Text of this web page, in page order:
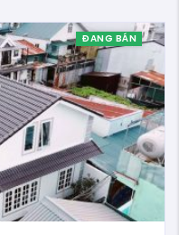
ĐANG BÁN